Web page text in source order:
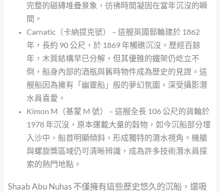
完整的磁磚堆疊景象，彷彿時間凝固在當年沉沒的瞬
間。
Carnatic（卡納提克號） – 這艘英國郵輪建於 1862
年，長約 90 公尺，於 1869 年觸礁沉沒。歷經百餘
年，木質結構早已分解，但其優雅的鐵架仍屹立不
倒，船身內部的酒瓶與舊時物件成為歷史的見證。這
艘船因為擁有「幽靈船」般的夢幻氛圍，深受攝影潛
水員喜愛。
Kimon M（基蒙 M 號） – 這艘全長 106 公尺的貨輪於
1978 年沉沒，原本運載大量的穀物，如今沉船部分埋
入沙中，船首明顯傾斜，形成獨特的潛水視角。機艙
與螺旋槳區域仍可清晰辨識，成為許多技術潛水員探
索的熱門地點。
Shaab Abu Nuhas 不僅擁有這些歷史悠久的沉船，還吸